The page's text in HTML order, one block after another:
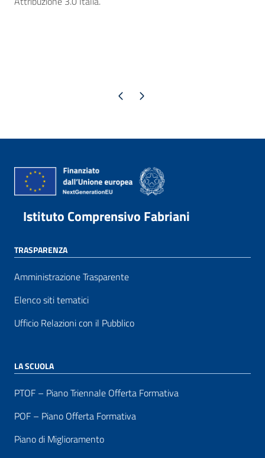
Pagina precedente
Pagina successiva
Istituto Comprensivo Fabriani
TRASPARENZA
Amministrazione Trasparente
Elenco siti tematici
Ufficio Relazioni con il Pubblico
LA SCUOLA
PTOF – Piano Triennale Offerta Formativa
POF – Piano Offerta Formativa
Piano di Miglioramento